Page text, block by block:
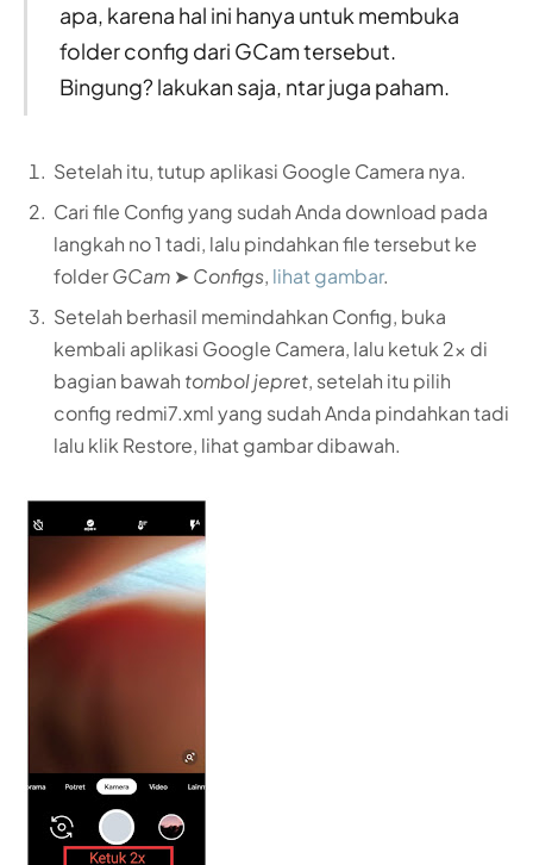
apa, karena hal ini hanya untuk membuka
folder config dari GCam tersebut.
Bingung? lakukan saja, ntar juga paham.
Setelah itu, tutup aplikasi Google Camera nya.
Cari file Config yang sudah Anda download pada
langkah no 1 tadi, lalu pindahkan file tersebut ke
folderGCam ➤ Configs, lihat gambar.
Setelah berhasil memindahkan Config, buka
kembali aplikasi Google Camera, lalu ketuk 2x di
bagian bawah tombol jepret, setelah itu pilih
config redmi7.xml yang sudah Anda pindahkan tadi
lalu klik Restore, lihat gambar dibawah.